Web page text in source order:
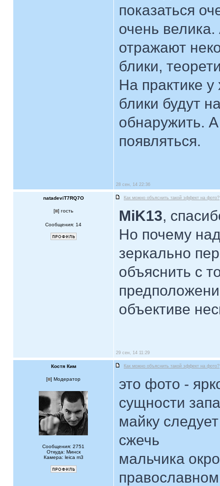
показаться
очень
отражают
блики,
На практике
блики будут
обнаружить.
появляться.
28 сен, 14 22:36
natadeviT7RQ7O Как можно объяснить такой эффект на фото?
[ ] гость
Сообщения: 14
MiK13,
Но почему
зеркально
объяснить с
объективе
29 сен, 14 11:29
Костя Ким Как можно объяснить такой эффект на фото?
[ ] Модератор
Сообщения: 2751
Откуда: Минск
Камера: leica m3
это фото -
сущности
майку
сжечь
мальчика